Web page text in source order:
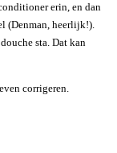
erin, en dan
(Denman, heerlijk!).
sta. Dat kan
corrigeren.